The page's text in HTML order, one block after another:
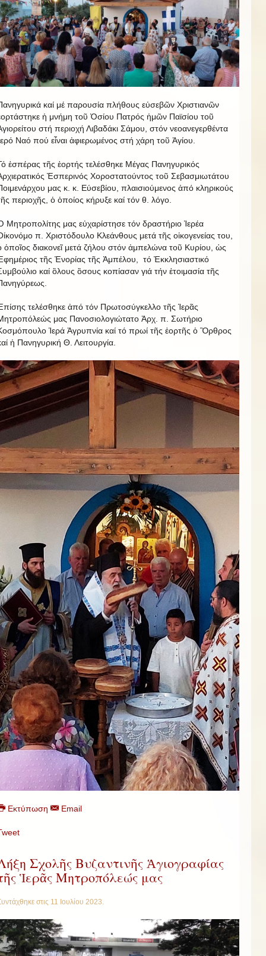
καί μέ παρουσία πλήθους εὐσεβῶν Χριστιανῶν
ἡ μνήμη τοῦ Ὁσίου Πατρός ἡμῶν Παϊσίου τοῦ
στή περιοχή Λιβαδάκι Σάμου, στόν νεοανεγερθέντα
Ναό πού εἶναι ἀφιερωμένος στή χάρη τοῦ Ἁγίου.
ἑσπέρας τῆς ἑορτής τελέσθηκε Μέγας Πανηγυρικός
Ἑσπερινός Χοροστατούντος τοῦ Σεβασμιωτάτου
μας κ. κ. Εύσεβίου, πλαισιούμενος ἀπό κληρικούς
περιοχῆς, ὁ ὁποίος κήρυξε καί τόν θ. λόγο.
Μητροπολίτης μας εὐχαρίστησε τόν δραστήριο Ἱερέα
π. Χριστόδουλο Κλεάνθους μετά τῆς οἰκογενείας του,
ὁποῖος διακονεῖ μετά ζήλου στόν ἀμπελώνα τοῦ Κυρίου, ὡς
τῆς Ἐνορίας τῆς Ἀμπέλου, τό Ἐκκλησιαστικό
καί ὃλους ὃσους κοπίασαν γιά τήν ἑτοιμασία τῆς
τελέσθηκε ἀπό τόν Πρωτοσύγκελλο τῆς Ἱερᾶς
μας Πανοσιολογιώτατο Ἀρχ. π. Σωτήριο
Ἱερά Ἀγρυπνία καί τό πρωί τῆς ἑορτῆς ὁ Ὂρθρος
ἡ Πανηγυρική Θ. Λειτουργία.
Εκτύπωση Email
Σχολῆς Βυζαντινῆς Ἁγιογραφίας
Ἱερᾶς Μητροπόλεώς μας
στις 11 Ιουλίου 2023.